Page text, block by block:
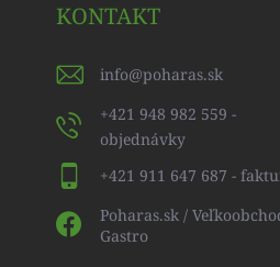
KONTAKT
info@poharas.sk
+421 948 982 559 -
objednávky
+421 911 647 687 -
Poharas.sk /
Gastro